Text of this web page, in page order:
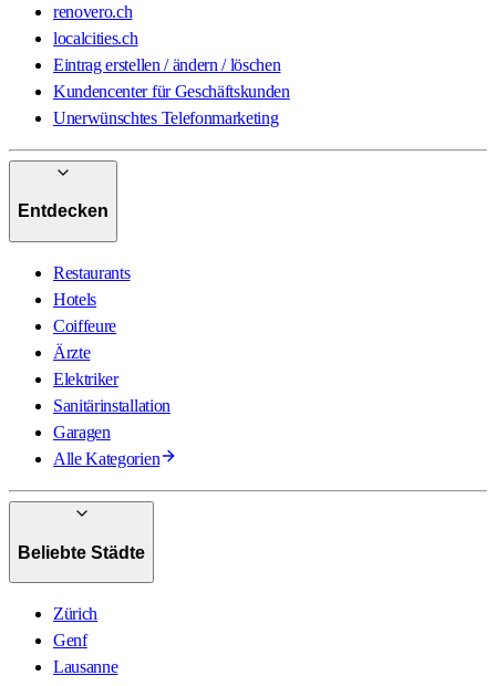
renovero.ch
localcities.ch
Eintrag erstellen / ändern / löschen
Kundencenter für Geschäftskunden
Unerwünschtes Telefonmarketing
Entdecken
Restaurants
Hotels
Coiffeure
Ärzte
Elektriker
Sanitärinstallation
Garagen
Alle Kategorien
Beliebte Städte
Zürich
Genf
Lausanne